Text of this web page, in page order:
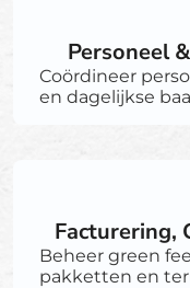
Personeel
Coördineer
en dagelijkse
Facturering,
Beheer green
pakketten en